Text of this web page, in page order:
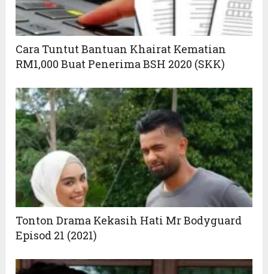
Cara Tuntut Bantuan Khairat Kematian
RM1,000 Buat Penerima BSH 2020 (SKK)
Tonton Drama Kekasih Hati Mr Bodyguard
Episod 21 (2021)